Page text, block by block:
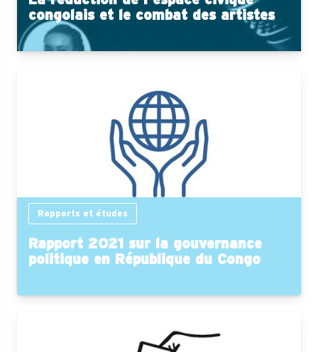
congolais et le combat des artistes
Rapports et études
Rapport 2021 sur la gouvernance
politique en République du Congo